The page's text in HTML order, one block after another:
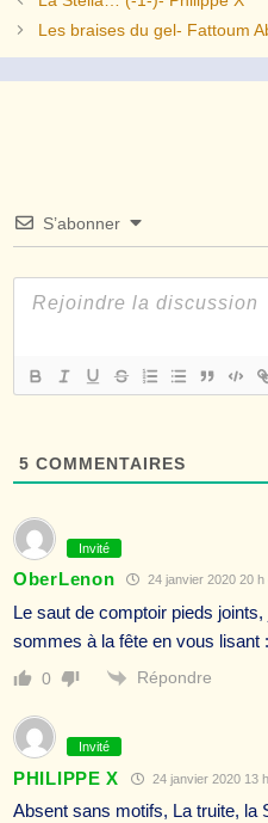
Les braises du gel- Fattoum
S’abonner
5 COMMENTAIRES
Invité
OberLenon 24 janvier 2020 20 h
Le saut de comptoir pieds
sommes à la fête en vous lisant
0 Répondre
Invité
PHILIPPE X 24 janvier 2020 13
Absent sans motifs, La truite, la